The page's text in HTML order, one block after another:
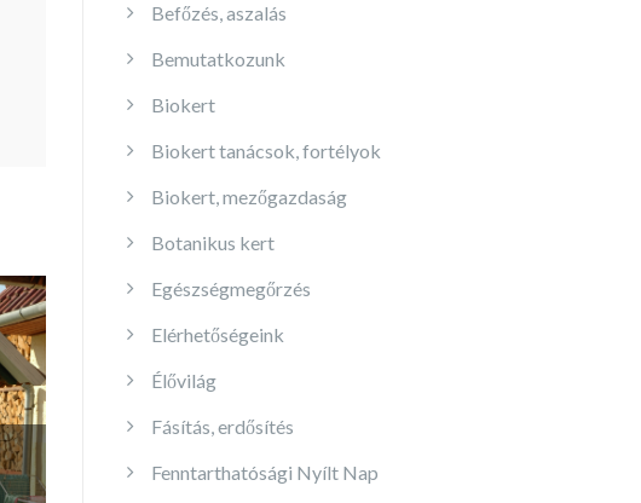
Befőzés, aszalás
Bemutatkozunk
Biokert
Biokert tanácsok, fortélyok
Biokert, mezőgazdaság
Botanikus kert
Egészségmegőrzés
Elérhetőségeink
Élővilág
Fásítás, erdősítés
Fenntarthatósági Nyílt Nap